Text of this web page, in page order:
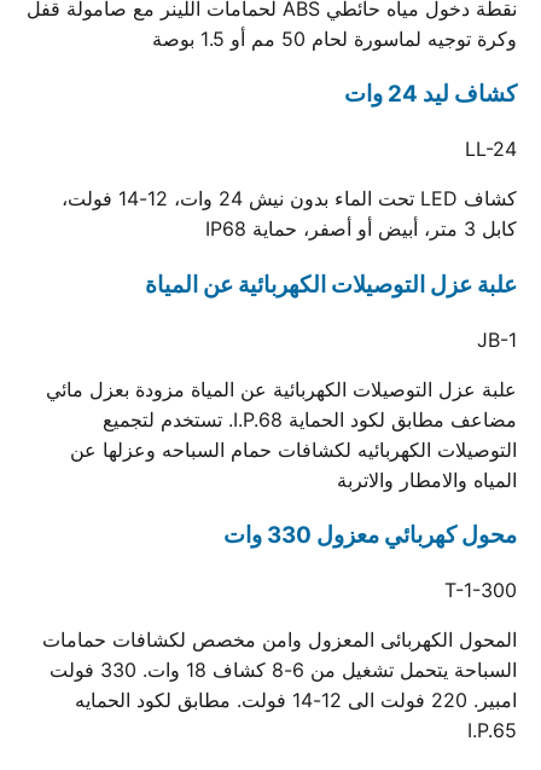
نقطة دخول مياه حائطي ABS لحمامات اللينر مع صامولة قفل
وكرة توجيه لماسورة لحام 50 مم أو 1.5 بوصة
كشاف ليد 24 وات
LL-24
كشاف LED تحت الماء بدون نيش 24 وات، 12-14 فولت،
كابل 3 متر، أبيض أو أصفر، حماية IP68
علبة عزل التوصيلات الكهربائية عن المياة
JB-1
علبة عزل التوصيلات الكهربائية عن المياة مزودة بعزل مائي
مضاعف مطابق لكود الحماية I.P.68. تستخدم لتجميع
التوصيلات الكهربائيه لكشافات حمام السباحه وعزلها عن
المياه والامطار والاتربة
محول كهربائي معزول 330 وات
T-1-300
المحول الكهربائى المعزول وامن مخصص لكشافات حمامات
السباحة يتحمل تشغيل من 6-8 كشاف 18 وات. 330 فولت
امبير. 220 فولت الى 12-14 فولت. مطابق لكود الحمايه
I.P.65